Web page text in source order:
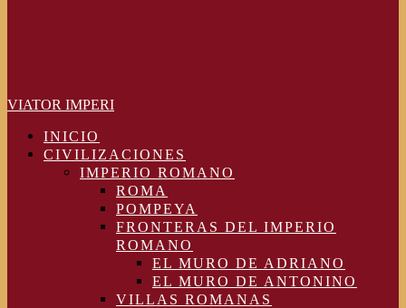
VIATOR IMPERI
INICIO
CIVILIZACIONES
IMPERIO ROMANO
ROMA
POMPEYA
FRONTERAS DEL IMPERIO
ROMANO
EL MURO DE ADRIANO
EL MURO DE ANTONINO
VILLAS ROMANAS